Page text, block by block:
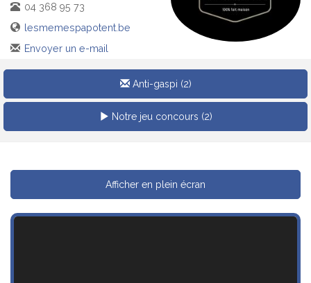
04 368 95 73
lesmemespapotent.be
Envoyer un e-mail
Anti-gaspi (2)
Notre jeu concours (2)
Afficher en plein écran